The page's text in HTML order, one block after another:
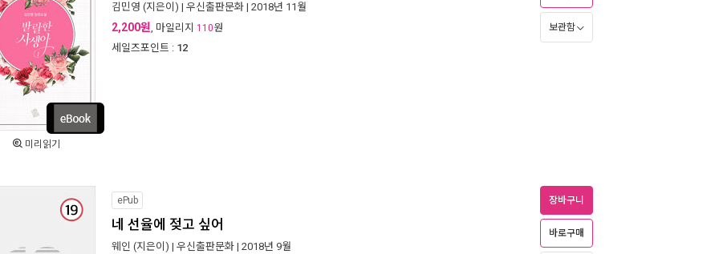
미리읽기
김민영 (지은이) | 우신출판문화 | 2018년 11월
2,200원, 마일리지 110원
세일즈포인트 : 12
보관함
ePub
네 선율에 젖고 싶어
웨인 (지은이) | 우신출판문화 | 2018년 9월
장바구니
바로구매